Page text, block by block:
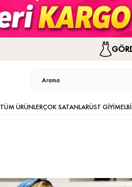
TÜM ÜRÜNLERÇOK SATANLARÜST GİYİM